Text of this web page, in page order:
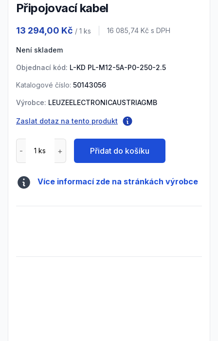
Připojovací kabel
13 294,00 Kč / 1 ks Cena s DPH
16 085,74 Kč s DPH
Není skladem
Objednací kód: L-KD PL-M12-5A-P0-250-2.5
Katalogové číslo: 50143056
Výrobce: LEUZEELECTRONICAUSTRIAGMB
Zaslat dotaz na tento produkt
Přidat do košíku
Více informací zde na stránkách výrobce